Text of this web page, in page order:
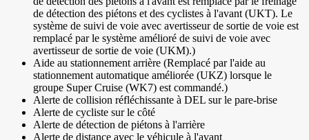
de détection des piétons et des cyclistes à l'avant (UKT). Le
système de suivi de voie avec avertisseur de sortie de voie est
remplacé par le système amélioré de suivi de voie avec
avertisseur de sortie de voie (UKM).)
Aide au stationnement arrière (Remplacé par l'aide au
stationnement automatique améliorée (UKZ) lorsque le
groupe Super Cruise (WK7) est commandé.)
Alerte de collision réfléchissante à DEL sur le pare-brise
Alerte de cycliste sur le côté
Alerte de détection de piétons à l'arrière
Alerte de distance avec le véhicule à l'avant